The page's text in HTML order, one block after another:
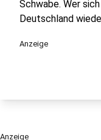
Schwabe. Wer
Deutschland
Anzeige
Anzeige